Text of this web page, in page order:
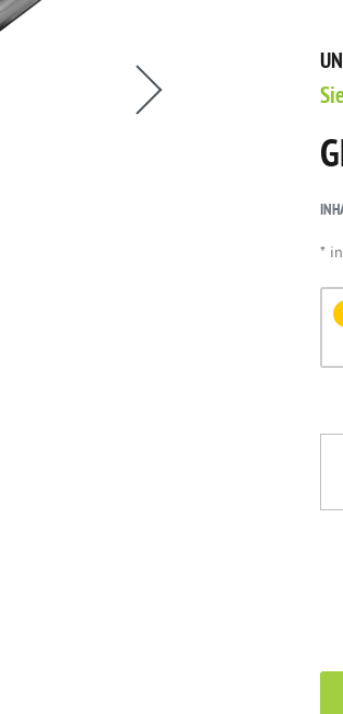
*
Gratis eine Flasche Rain-X Regenabweiser!